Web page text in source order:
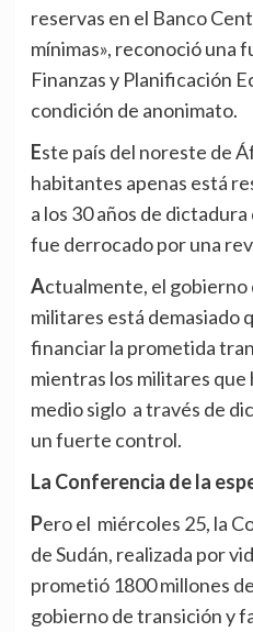
reservas en el Banco
mínimas», reconoció una
Finanzas y Planificación
condición de anonimato.
Este país del noreste de África de 40,3 millones de
habitantes apenas está
a los 30 años de
fue derrocado por una
Actualmente, el gobierno de transición de civiles y
militares está demasiado
financiar la prometida
mientras los militares que
medio siglo a través de
un fuerte control.
La Conferencia de la
Pero el miércoles 25, la Conferencia de Asociación
de Sudán, realizada por
prometió 1800 millones
gobierno de transición y